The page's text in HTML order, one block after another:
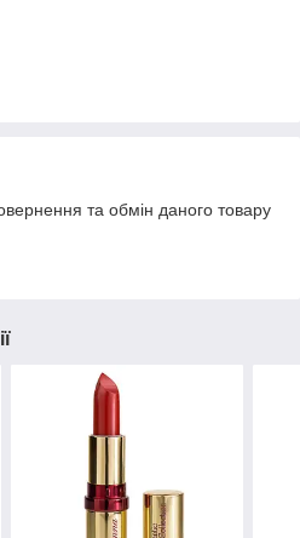
та обмін даного товару